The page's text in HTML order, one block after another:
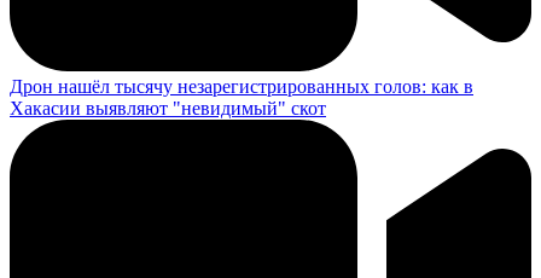
Дрон нашёл тысячу незарегистрированных голов: как в
Хакасии выявляют "невидимый" скот